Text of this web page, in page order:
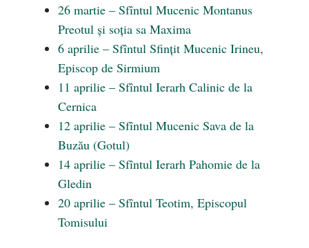
26 martie – Sfîntul Mucenic Montanus
Preotul și soția sa Maxima
6 aprilie – Sfîntul Sfințit Mucenic Irineu,
Episcop de Sirmium
11 aprilie – Sfîntul Ierarh Calinic de la
Cernica
12 aprilie – Sfîntul Mucenic Sava de la
Buzău (Gotul)
14 aprilie – Sfîntul Ierarh Pahomie de la
Gledin
20 aprilie – Sfîntul Teotim, Episcopul
Tomisului